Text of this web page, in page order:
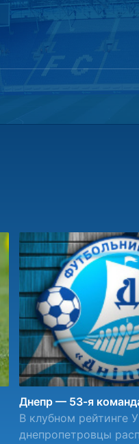
Днепр — 53-я
В клубном рейтинге
днепропетровцы